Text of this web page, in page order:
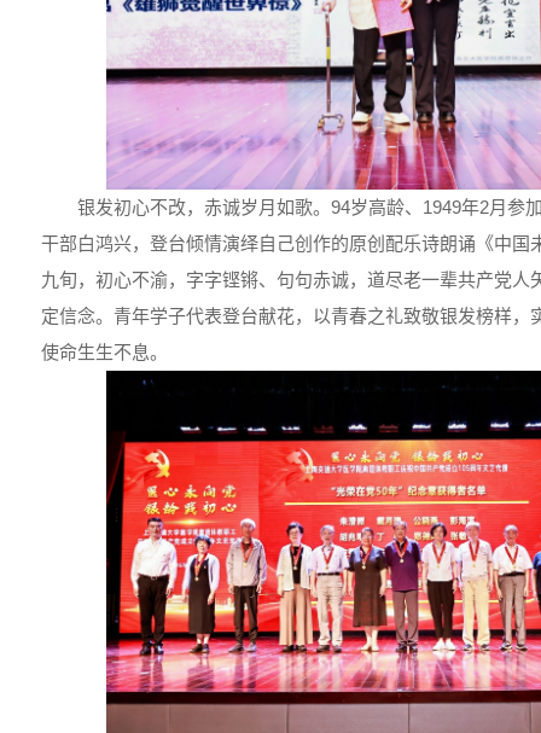
银发初心不改，赤诚岁月如歌。94岁高龄、1949年2月参
干部白鸿兴，登台倾情演绎自己创作的原创配乐诗朗诵《中国
九旬，初心不渝，字字铿锵、句句赤诚，道尽老一辈共产党人
定信念。青年学子代表登台献花，以青春之礼致敬银发榜样，
使命生生不息。